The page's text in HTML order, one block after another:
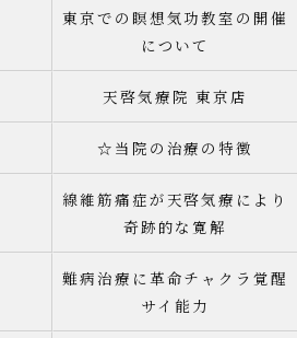
東京での瞑想気功教室の開催
について
天啓気療院 東京店
☆当院の治療の特徴
線維筋痛症が天啓気療により
奇跡的な寛解
難病治療に革命チャクラ覚醒
サイ能力